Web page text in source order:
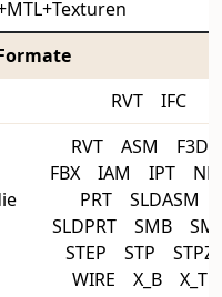
RVT IFC
RVT ASM
FBX IAM IPT
PRT SLDASM
SLDPRT SMB
STEP STP
WIRE X_B